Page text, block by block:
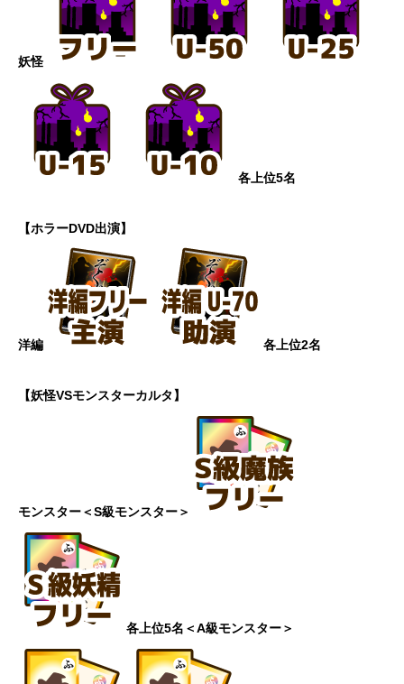
妖怪
各上位5名
【ホラーDVD出演】
洋編 各上位2名
【妖怪VSモンスターカルタ】
モンスター＜S級モンスター＞
各上位5名 ＜A級モンスター＞